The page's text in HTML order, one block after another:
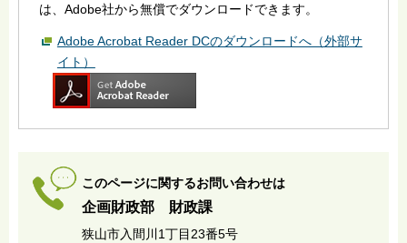
は、Adobe社から無償でダウンロードできます。
Adobe Acrobat Reader DCのダウンロードへ（外部サ
イト）
このページに関するお問い合わせは
企画財政部 財政課
狭山市入間川1丁目23番5号